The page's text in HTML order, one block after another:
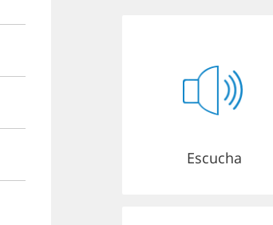
Escucha